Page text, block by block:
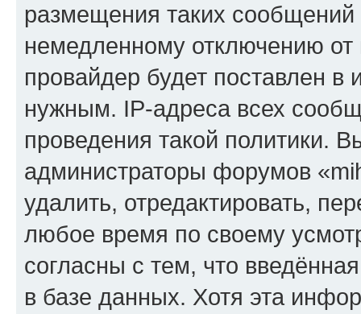
размещения таких
немедленному отключению
провайдер будет поставлен в
нужным. IP-адреса всех
проведения такой политики.
администраторы форумов
удалить, отредактировать,
любое время по своему
согласны с тем, что
в базе данных. Хотя эта